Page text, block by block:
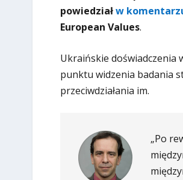
powiedziałw
European Values.
Ukraińskie doświadczenia
punktu widzenia badania
przeciwdziałania im.
„Po